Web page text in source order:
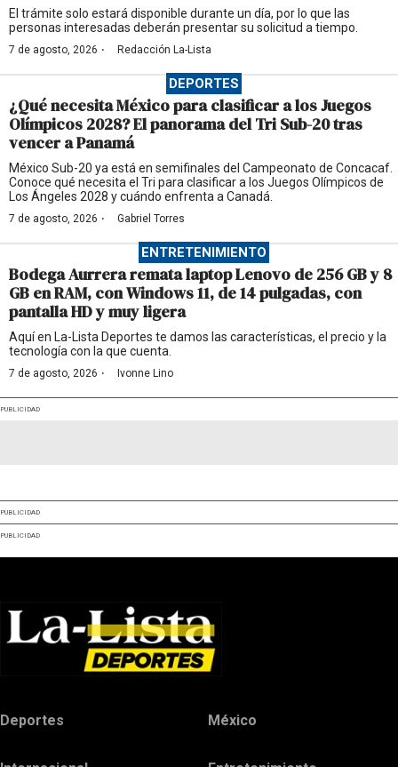
El trámite solo estará disponible durante un día, por lo que las
personas interesadas deberán presentar su solicitud a tiempo.
7 de agosto, 2026 · Redacción La-Lista
DEPORTES
¿Qué necesita México para clasificar a los Juegos
Olímpicos 2028? El panorama del Tri Sub-20 tras
vencer a Panamá
México Sub-20 ya está en semifinales del Campeonato de Concacaf.
Conoce qué necesita el Tri para clasificar a los Juegos Olímpicos de
Los Ángeles 2028 y cuándo enfrenta a Canadá.
7 de agosto, 2026 · Gabriel Torres
ENTRETENIMIENTO
Bodega Aurrera remata laptop Lenovo de 256 GB y 8
GB en RAM, con Windows 11, de 14 pulgadas, con
pantalla HD y muy ligera
Aquí en La-Lista Deportes te damos las características, el precio y la
tecnología con la que cuenta.
7 de agosto, 2026 · Ivonne Lino
PUBLICIDAD
PUBLICIDAD
PUBLICIDAD
Deportes México